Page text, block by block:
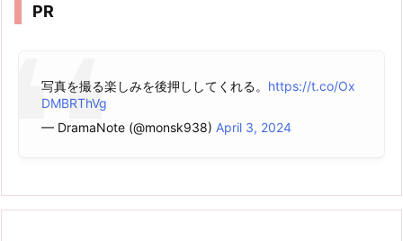
PR
写真を撮る楽しみを後押ししてくれる。 https://t.co/Ox
DMBRThVg
— DramaNote (@monsk938) April 3, 2024